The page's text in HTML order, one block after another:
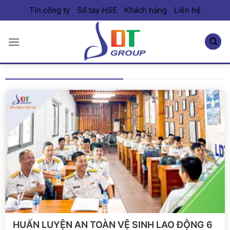
qua
dung
Tin công ty Sổ tay HSE Khách hàng Liên hệ
Xem chi tiết
HUẤN LUYỆN AN TOÀN VỆ SINH LAO ĐỘNG 6